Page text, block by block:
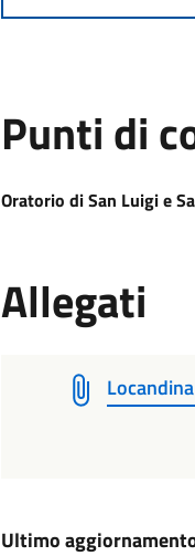
Punti di
Oratorio di San Luigi e
Allegati
Ultimo